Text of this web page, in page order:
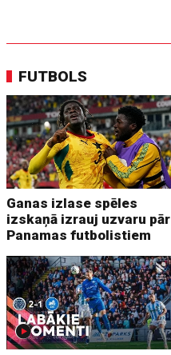
FUTBOLS
Ganas izlase spēles
izskaņā izrauj uzvaru pār
Panamas futbolistiem